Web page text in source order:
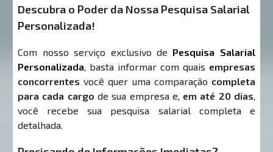
Descubra o Poder da Nossa Pesquisa Salarial
Personalizada!
Com nosso serviço exclusivo de Pesquisa Salarial
Personalizada, basta informar com quais empresas
concorrentes você quer uma comparação completa
para cada cargo de sua empresa e, em até 20 dias,
você recebe sua pesquisa salarial completa e
detalhada.